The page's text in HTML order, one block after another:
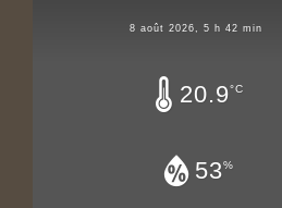
8 août 2026, 5 h 42 min
20.9°C
53%